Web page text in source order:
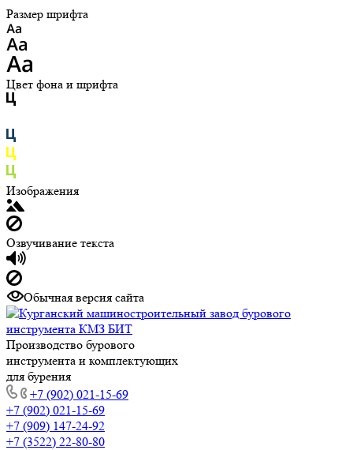
Размер шрифта
Цвет фона и шрифта
Изображения
Озвучивание текста
Обычная версия сайта
Производство бурового
инструмента и комплектующих
для бурения
+7 (902) 021-15-69
+7 (902) 021-15-69
+7 (909) 147-24-92
+7 (3522) 22-80-80